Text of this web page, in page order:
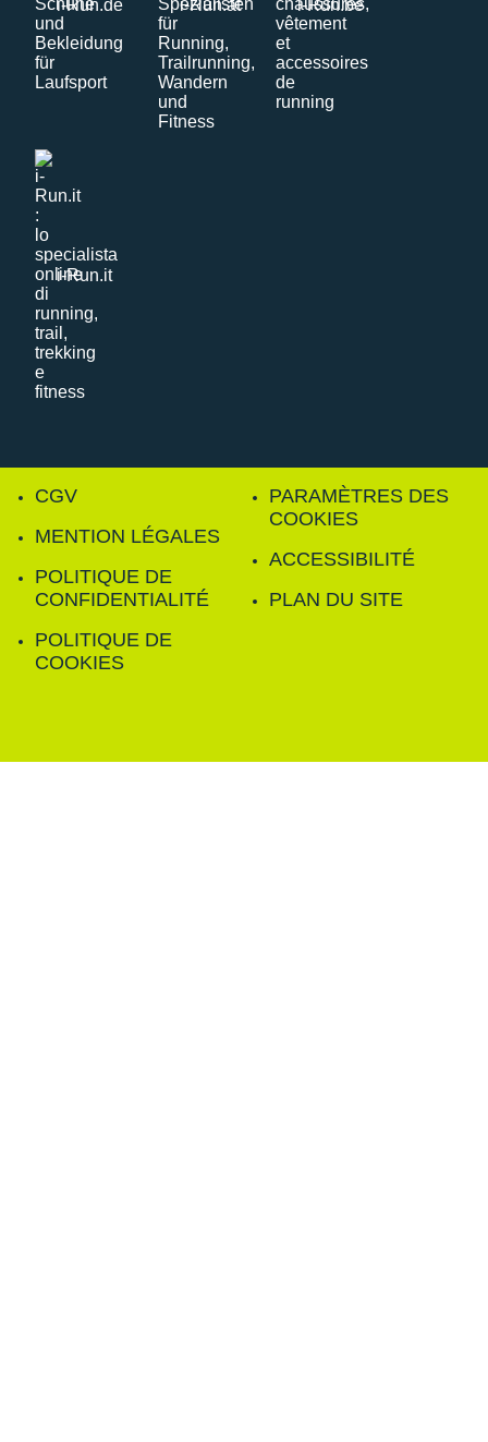
i-Run.de i-Run.at i-Run.be
i-Run.it
CGV
MENTION LÉGALES
POLITIQUE DE
CONFIDENTIALITÉ
POLITIQUE DE
COOKIES
PARAMÈTRES DES
COOKIES
ACCESSIBILITÉ
PLAN DU SITE